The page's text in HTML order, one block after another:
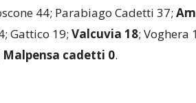
44; Parabiago Cadetti 37;
Gattico 19; Valcuvia 18; Voghera
Malpensa cadetti 0.